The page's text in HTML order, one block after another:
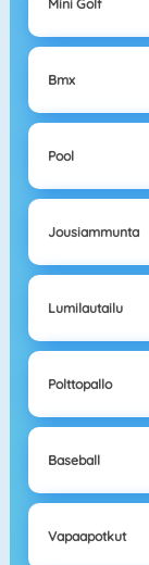
Mini Golf
Bmx
Pool
Jousiammunta
Lumilautailu
Polttopallo
Baseball
Vapaapotkut